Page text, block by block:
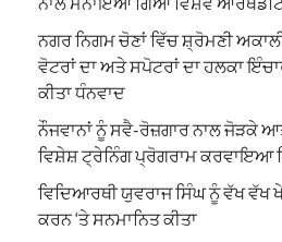
ਨਗਰ ਨਿਗਮ ਚੋਣਾਂ ਵਿੱਚ ਸ਼੍ਰੋਮਣੀ
ਵੋਟਰਾਂ ਦਾ ਅਤੇ ਸਪੋਟਰਾਂ ਦਾ ਹਲਕਾ
ਕੀਤਾ ਧੰਨਵਾਦ
ਨੌਜਵਾਨਾਂ ਨੂੰ ਸਵੈ-ਰੋਜ਼ਗਾਰ ਨਾਲ ਜੋੜਕੇ
ਵਿਸ਼ੇਸ਼ ਟ੍ਰੇਨਿੰਗ ਪ੍ਰੋਗਰਾਮ ਕਰਵਾਇਆ
ਵਿਦਿਆਰਥੀ ਯੁਵਰਾਜ ਸਿੰਘ ਨੂੰ ਵੱਖ ਵੱਖ
ਕਰਨ ‘ਤੇ ਸਨਮਾਨਿਤ ਕੀਤਾ